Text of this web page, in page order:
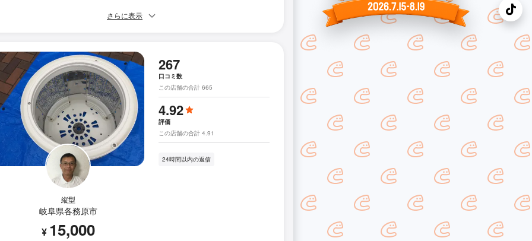
さらに表示
縦型
岐阜県各務原市
¥ 15,000
267
口コミ数
この店舗の合計 665
4.92
評価
この店舗の合計 4.91
24時間以内の返信